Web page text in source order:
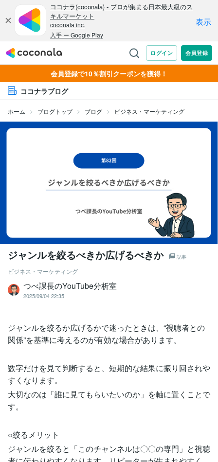
会員登録で10％割引クーポンを獲得！
ココナラブログ
ホーム ブログトップ ブログ ビジネス・マーケティング
ジャンルを絞るべきか広げるべきか 記事
ビジネス・マーケティング
つべ課長のYouTube分析室
2025/09/04 22:35
ジャンルを絞るか広げるかで迷ったときは、“視聴者との
関係”を基準に考えるのが有効な場合があります。
数字だけを見て判断すると、短期的な結果に振り回されや
すくなります。
大切なのは「誰に見てもらいたいのか」を軸に置くことで
す。
○絞るメリット
ジャンルを絞ると「このチャンネルは〇〇の専門」と視聴